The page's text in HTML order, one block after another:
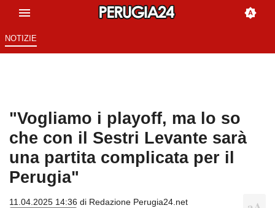
NOTIZIE
"Vogliamo i playoff, ma lo so
che con il Sestri Levante sarà
una partita complicata per il
Perugia"
11.04.2025 14:36 di Redazione Perugia24.net